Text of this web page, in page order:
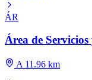
ÁR
Área de
A 11.96 km